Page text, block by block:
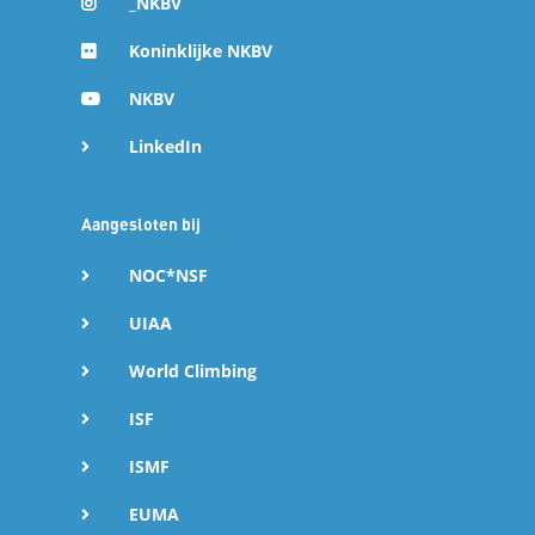
Koninklijke NKBV
NKBV
LinkedIn
Aangesloten bij
NOC*NSF
UIAA
World Climbing
ISF
ISMF
EUMA